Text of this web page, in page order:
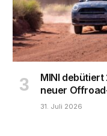
MINI debütiert
neuer
31. Juli 2026